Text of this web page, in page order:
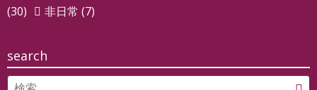
(30)
非日常 (7)
search
Search